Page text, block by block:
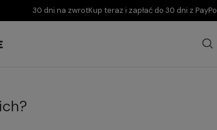
30 dni na zwrotKup teraz i zapłać do 30 dni z PayPo